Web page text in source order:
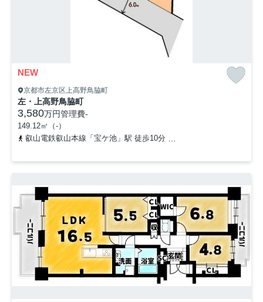
NEW
京都市左京区上高野鳥脇町
左・上高野鳥脇町
3,580万円管理費-
149.12㎡（-）
叡山電鉄叡山本線「宝ケ池」駅 徒歩10分